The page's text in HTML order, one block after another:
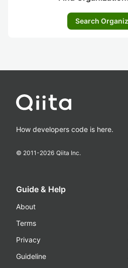
Search
How developers code is here.
© 2011-2026 Qiita Inc.
Guide & Help
About
Terms
Privacy
Guideline